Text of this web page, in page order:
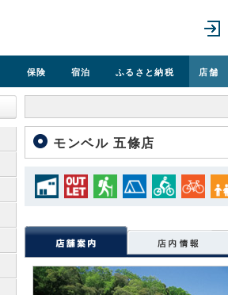
保険 宿泊 ふるさと納税 店舗
モンベル 五條店